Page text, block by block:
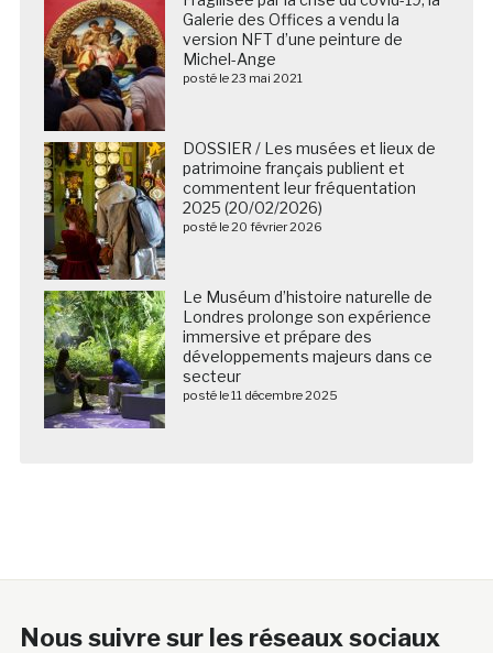
Galerie des Offices a vendu la
version NFT d’une peinture de
Michel-Ange
posté le 23 mai 2021
DOSSIER / Les musées et lieux de
patrimoine français publient et
commentent leur fréquentation
2025 (20/02/2026)
posté le 20 février 2026
Le Muséum d’histoire naturelle de
Londres prolonge son expérience
immersive et prépare des
développements majeurs dans ce
secteur
posté le 11 décembre 2025
Nous suivre sur les réseaux sociaux